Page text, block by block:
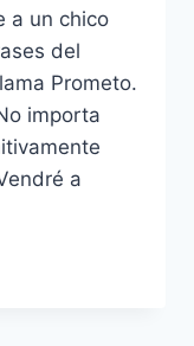
a un chico
del
Prometo.
importa
a